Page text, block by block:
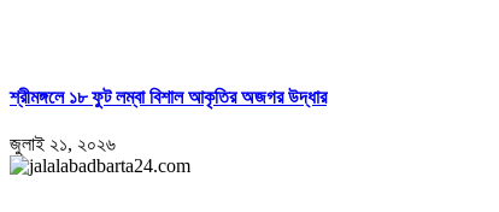
শ্রীমঙ্গলে ১৮ ফুট লম্বা বিশাল আকৃতির অজগর উদ্ধার
জুলাই ২১, ২০২৬